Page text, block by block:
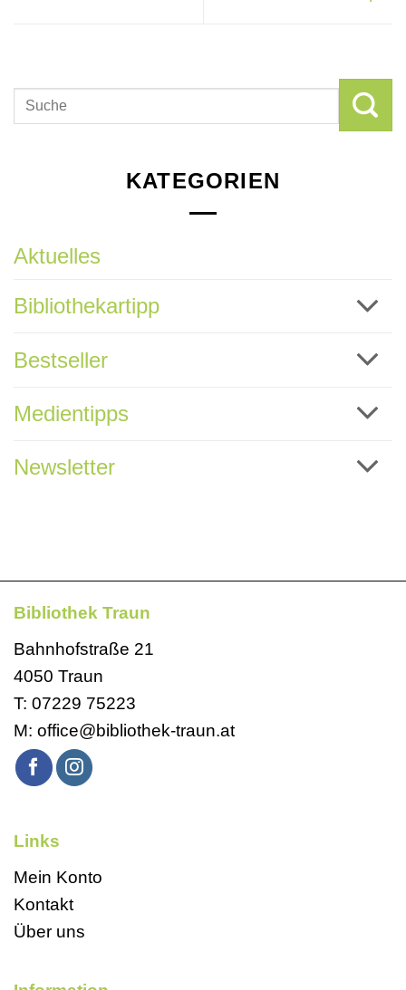
KATEGORIEN
Aktuelles
Bibliothekartipp
Bestseller
Medientipps
Newsletter
Bibliothek Traun
Bahnhofstraße 21
4050 Traun
T: 07229 75223
M: office@bibliothek-traun.at
Links
Mein Konto
Kontakt
Über uns